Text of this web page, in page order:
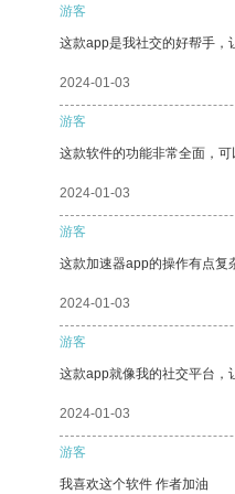
游客
这款app是我社交的好帮手，
2024-01-03
游客
这款软件的功能非常全面，可
2024-01-03
游客
这款加速器app的操作有点复
2024-01-03
游客
这款app就像我的社交平台，
2024-01-03
游客
我喜欢这个软件 作者加油